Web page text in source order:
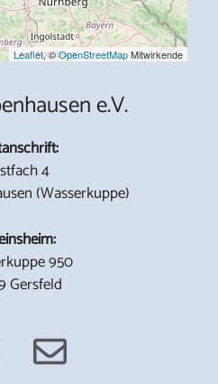
Leaflet, ©OpenStreetMapMitwirkende
e.V.
4
(Wasserkuppe)
950
Gersfeld